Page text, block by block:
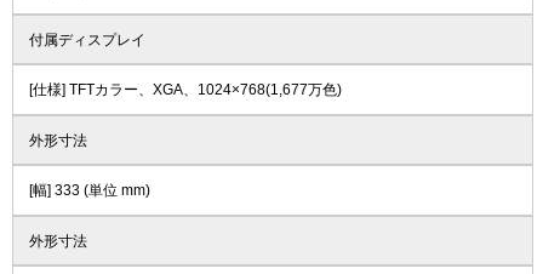
付属ディスプレイ
[仕様] TFTカラー、XGA、1024×768(1,677万色)
外形寸法
[幅] 333 (単位 mm)
外形寸法